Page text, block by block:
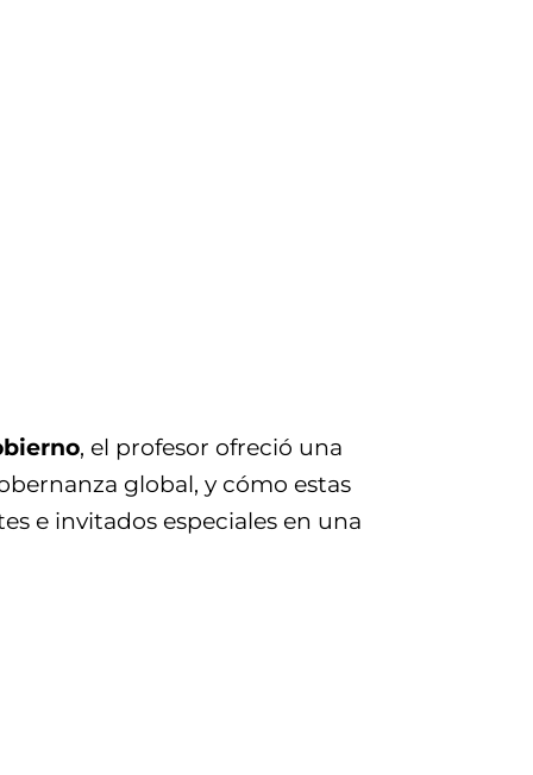
, el profesor ofreció una
global, y cómo estas
e invitados especiales en una